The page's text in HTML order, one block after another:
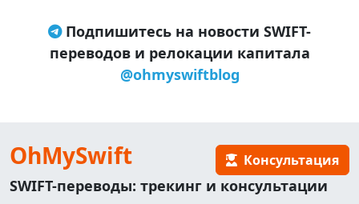
Подпишитесь на новости SWIFT-
переводов и релокации капитала
@ohmyswiftblog
OhMySwift Консультация
SWIFT-переводы: трекинг и консультации